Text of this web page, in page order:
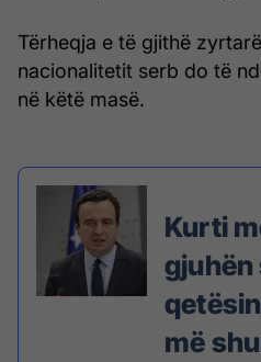
Tërheqja e të gjithë
nacionalitetit serb do të
në këtë masë.
Kurti
gjuhën
më